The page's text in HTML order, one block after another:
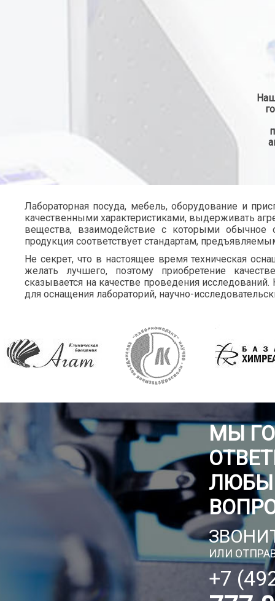
Лабораторная посуда, мебель, оборудование и
качественными характеристиками, выдерживать
вещества, взаимодействие с которыми
продукция соответствует стандартам,
Не секрет, что в настоящее время техническая
желать лучшего, поэтому приобретение
сказывается на качестве проведения
для оснащения лабораторий, научно-
МЫ
ИЛИ
+7